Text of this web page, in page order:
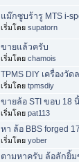
แม๊กซูบร้ารู MTS i-
เริ่มโดย supatorn
ขายแล้วครับ
เริ่มโดย chamois
TPMS DIY เครื่องวั
เริ่มโดย tpmsdiy
ขายล้อ STI ขอบ 18
เริ่มโดย pat113
หา ล้อ BBS forged
เริ่มโดย yober
ตามหาครับ ล้อลักยิ้ม